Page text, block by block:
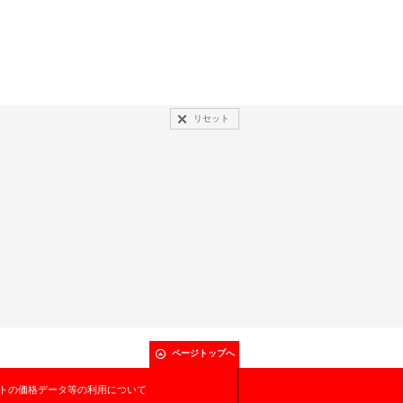
リセット
ページトップへ
の価格データ等の利用について